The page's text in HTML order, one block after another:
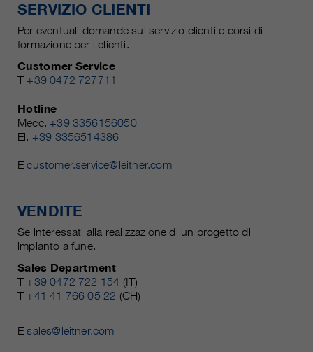
SERVIZIO CLIENTI
Per eventuali domande sul servizio clienti e corsi di
formazione per i clienti.
Customer Service
T +39 0472 727711
Hotline
Mecc. +39 3356156050
El. +39 3356514386
Ecustomer.service@leitner.com
VENDITE
Se interessati alla realizzazione di un progetto di
impianto a fune.
Sales Department
T +39 0472 722 154 (IT)
T +41 41 766 05 22 (CH)
Esales@leitner.com